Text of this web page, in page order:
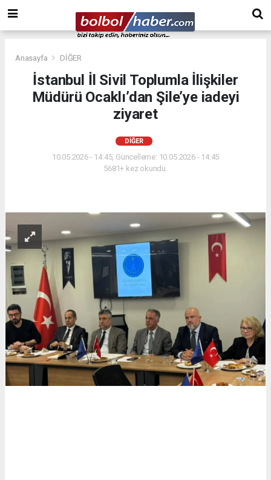
Anasayfa DİĞER
İstanbul İl Sivil Toplumla İlişkiler
Müdürü Ocaklı’dan Şile’ye iadeyi
ziyaret
DİĞER
10.05.2026 - 14:45, Güncelleme: 10.05.2026 - 14:45
5681+ kez okundu.